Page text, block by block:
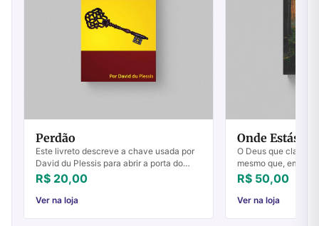
Perdão
Este livreto descreve a chave usada por
David du Plessis para abrir a porta do
poderoso avivamento da renovação
carismática. Esta chave foi o perdão que
ele ...
R$ 20,00
Ver na loja
Onde Estás?
O Deus que clama
mesmo que, em
para que
"Lugar do
comunhão ...
R$ 50,00
Ver na loja